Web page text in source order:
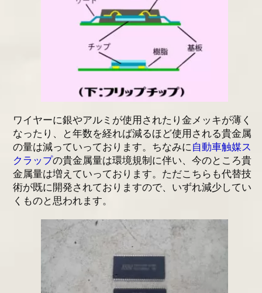
ワイヤーに銀やアルミが使用されたり金メッキが薄く
なったり、と年数を経れば減るほど使用される貴金属
の量は減っていっております。ちなみに自動車触媒ス
クラップの貴金属量は環境規制に伴い、今のところ貴
金属量は増えていっております。ただこちらも代替技
術が既に開発されておりますので、いずれ減少してい
くものと思われます。